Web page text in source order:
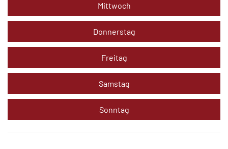
Mittwoch
Donnerstag
Freitag
Samstag
Sonntag